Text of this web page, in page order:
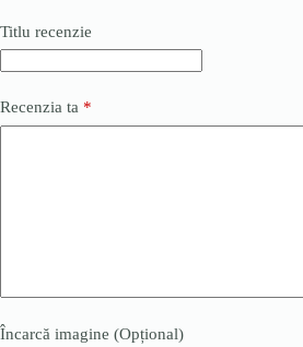
Titlu recenzie
Recenzia ta *
Încarcă imagine (Opțional)